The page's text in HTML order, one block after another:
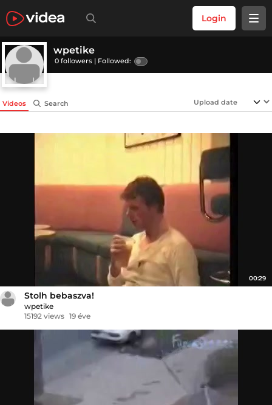
Login
wpetike
0 followers | Followed:
Videos Search
00:29
Stolh bebaszva!
wpetike
15192 views 19 éve